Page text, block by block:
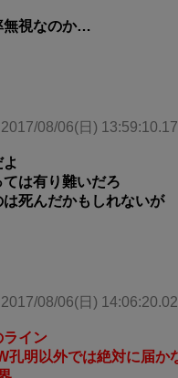
無視なのか…
2017/08/06(日) 13:59:10.17
は有り難いだろ
死んだかもしれないが
2017/08/06(日) 14:06:20.02
イン
明以外では絶対に届か